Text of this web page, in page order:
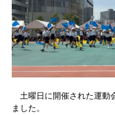
土曜日に開催された運動
ました。